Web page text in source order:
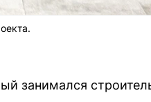
занимался